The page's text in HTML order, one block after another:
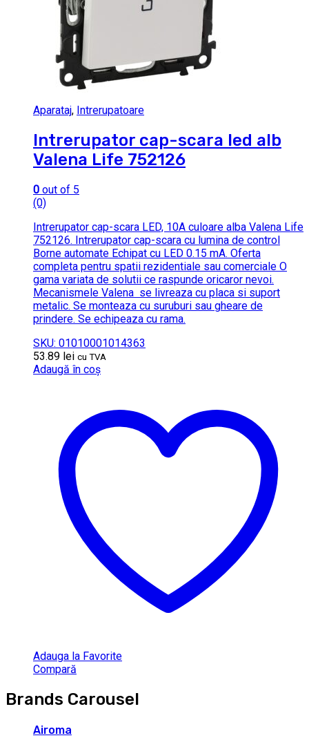
Aparataj, Intrerupatoare
Intrerupator cap-scara led alb
Valena Life 752126
0 out of 5
(0)
Intrerupator cap-scara LED, 10A culoare alba Valena Life
752126. Intrerupator cap-scara cu lumina de control
Borne automate Echipat cu LED 0.15 mA. Oferta
completa pentru spatii rezidentiale sau comerciale O
gama variata de solutii ce raspunde oricaror nevoi.
Mecanismele Valena se livreaza cu placa si suport
metalic. Se monteaza cu suruburi sau gheare de
prindere. Se echipeaza cu rama.
SKU: 01010001014363
53.89 lei cu TVA
Adaugă în coș
Adauga la Favorite
Compară
Brands Carousel
Airoma